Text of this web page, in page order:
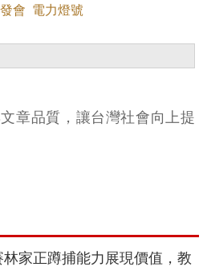
會 電力燈號
章品質，讓台灣社會向上提
林家正蹲捕能力展現價值，教